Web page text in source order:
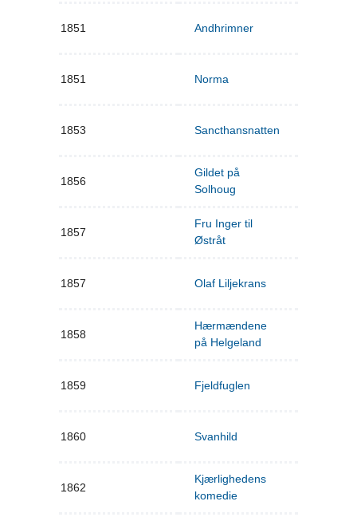
1851 Andhrimner
1851 Norma
1853 Sancthansnatten
1856
Gildet på
Solhoug
1857
Fru Inger til
Østråt
1857 Olaf Liljekrans
1858
Hærmændene
på Helgeland
1859 Fjeldfuglen
1860 Svanhild
1862
Kjærlighedens
komedie